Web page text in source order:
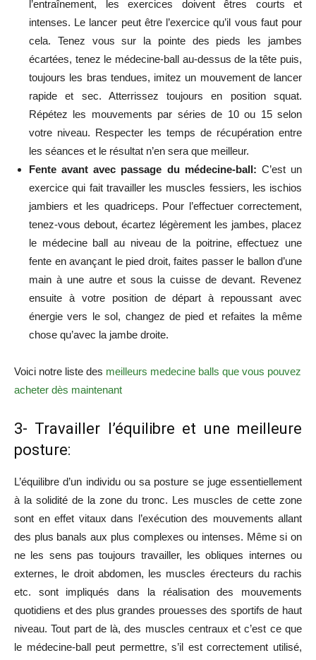
l’entraînement, les exercices doivent êtres courts et
intenses. Le lancer peut être l’exercice qu’il vous faut pour
cela. Tenez vous sur la pointe des pieds les jambes
écartées, tenez le médecine-ball au-dessus de la tête puis,
toujours les bras tendues, imitez un mouvement de lancer
rapide et sec. Atterrissez toujours en position squat.
Répétez les mouvements par séries de 10 ou 15 selon
votre niveau. Respecter les temps de récupération entre
les séances et le résultat n’en sera que meilleur.
Fente avant avec passage du médecine-ball: C’est un
exercice qui fait travailler les muscles fessiers, les ischios
jambiers et les quadriceps. Pour l’effectuer correctement,
tenez-vous debout, écartez légèrement les jambes, placez
le médecine ball au niveau de la poitrine, effectuez une
fente en avançant le pied droit, faites passer le ballon d’une
main à une autre et sous la cuisse de devant. Revenez
ensuite à votre position de départ à repoussant avec
énergie vers le sol, changez de pied et refaites la même
chose qu’avec la jambe droite.
Voici notre liste des meilleurs medecine balls que vous pouvez
acheter dès maintenant
3- Travailler l’équilibre et une meilleure
posture:
L’équilibre d’un individu ou sa posture se juge essentiellement
à la solidité de la zone du tronc. Les muscles de cette zone
sont en effet vitaux dans l’exécution des mouvements allant
des plus banals aux plus complexes ou intenses. Même si on
ne les sens pas toujours travailler, les obliques internes ou
externes, le droit abdomen, les muscles érecteurs du rachis
etc. sont impliqués dans la réalisation des mouvements
quotidiens et des plus grandes prouesses des sportifs de haut
niveau. Tout part de là, des muscles centraux et c’est ce que
le médecine-ball peut permettre, s’il est correctement utilisé,